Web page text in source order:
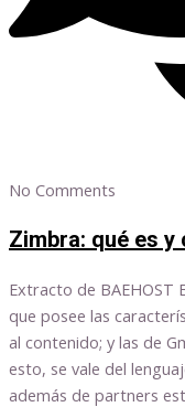
No Comments
Zimbra: qué es
Extracto de BAEHOST
que posee las
al contenido; y las de
esto, se vale del
además de partners